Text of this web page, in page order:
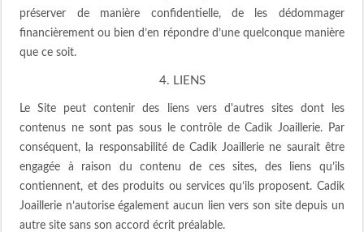
préserver de manière confidentielle, de les dédommager
financièrement ou bien d’en répondre d’une quelconque manière
que ce soit.
4. LIENS
Le Site peut contenir des liens vers d'autres sites dont les
contenus ne sont pas sous le contrôle de Cadik Joaillerie. Par
conséquent, la responsabilité de Cadik Joaillerie ne saurait être
engagée à raison du contenu de ces sites, des liens qu’ils
contiennent, et des produits ou services qu’ils proposent. Cadik
Joaillerie n’autorise également aucun lien vers son site depuis un
autre site sans son accord écrit préalable.